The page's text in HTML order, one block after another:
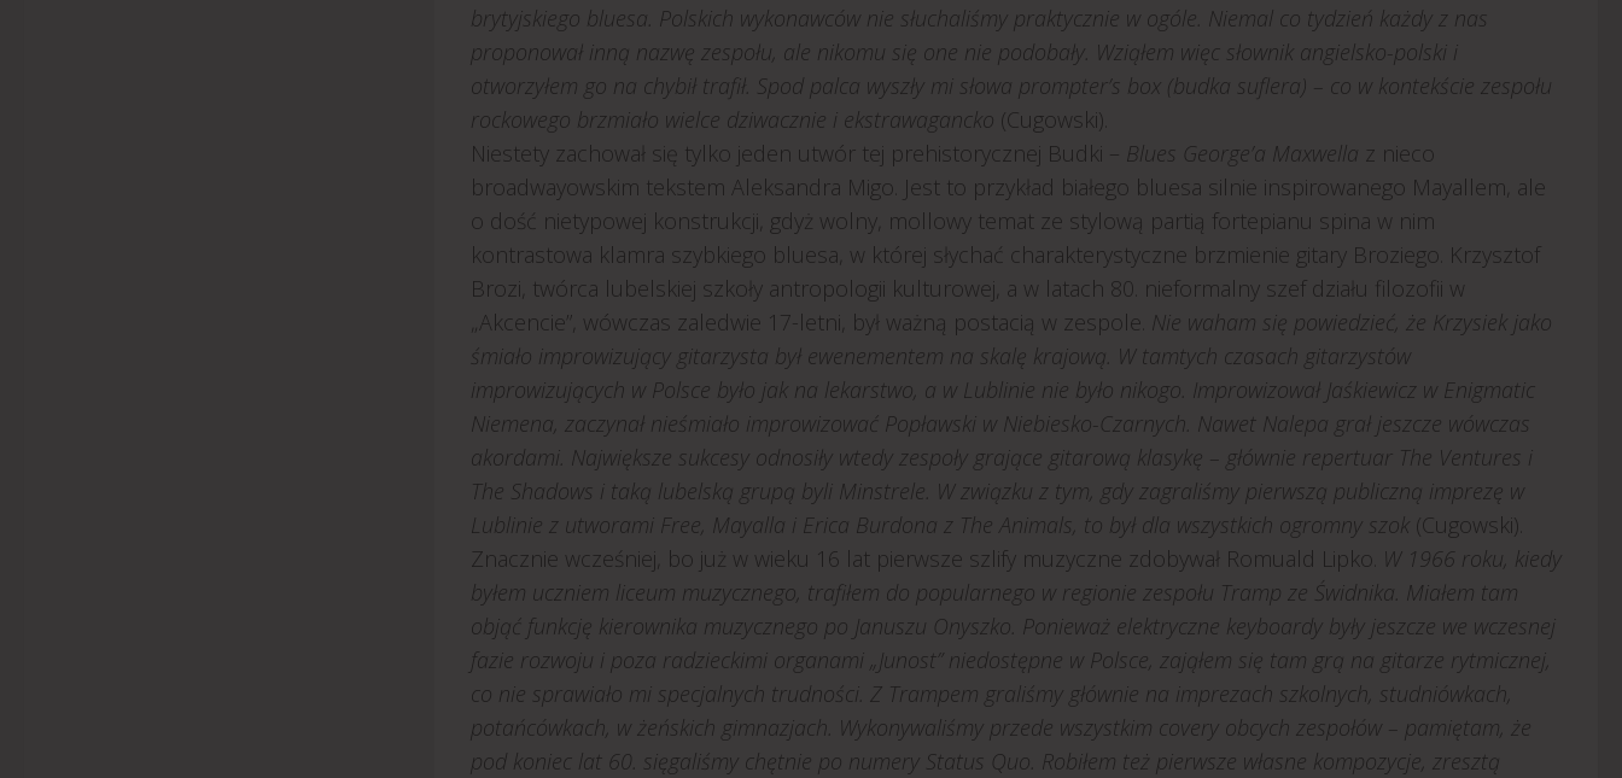
brytyjskiego bluesa. Polskich wykonawców nie słuchaliśmy praktycznie w ogóle. Niemal co tydzień każdy z nas
proponował inną nazwę zespołu, ale nikomu się one nie podobały. Wziąłem więc słownik angielsko-polski i
otworzyłem go na chybił trafił. Spod palca wyszły mi słowa prompter’s box (budka suflera) – co w kontekście zespołu
rockowego brzmiało wielce dziwacznie i ekstrawagancko (Cugowski).
Niestety zachował się tylko jeden utwór tej prehistorycznej Budki – Blues George’a Maxwella z nieco
broadwayowskim tekstem Aleksandra Migo. Jest to przykład białego bluesa silnie inspirowanego Mayallem, ale
o dość nietypowej konstrukcji, gdyż wolny, mollowy temat ze stylową partią fortepianu spina w nim
kontrastowa klamra szybkiego bluesa, w której słychać charakterystyczne brzmienie gitary Broziego. Krzysztof
Brozi, twórca lubelskiej szkoły antropologii kulturowej, a w latach 80. nieformalny szef działu filozofii w
„Akcencie”, wówczas zaledwie 17-letni, był ważną postacią w zespole. Nie waham się powiedzieć, że Krzysiek jako
śmiało improwizujący gitarzysta był ewenementem na skalę krajową. W tamtych czasach gitarzystów
improwizujących w Polsce było jak na lekarstwo, a w Lublinie nie było nikogo. Improwizował Jaśkiewicz w Enigmatic
Niemena, zaczynał nieśmiało improwizować Popławski w Niebiesko-Czarnych. Nawet Nalepa grał jeszcze wówczas
akordami. Największe sukcesy odnosiły wtedy zespoły grające gitarową klasykę – głównie repertuar The Ventures i
The Shadows i taką lubelską grupą byli Minstrele. W związku z tym, gdy zagraliśmy pierwszą publiczną imprezę w
Lublinie z utworami Free, Mayalla i Erica Burdona z The Animals, to był dla wszystkich ogromny szok (Cugowski).
Znacznie wcześniej, bo już w wieku 16 lat pierwsze szlify muzyczne zdobywał Romuald Lipko. W 1966 roku, kiedy
byłem uczniem liceum muzycznego, trafiłem do popularnego w regionie zespołu Tramp ze Świdnika. Miałem tam
objąć funkcję kierownika muzycznego po Januszu Onyszko. Ponieważ elektryczne keyboardy były jeszcze we wczesnej
fazie rozwoju i poza radzieckimi organami „Junost” niedostępne w Polsce, zająłem się tam grą na gitarze rytmicznej,
co nie sprawiało mi specjalnych trudności. Z Trampem graliśmy głównie na imprezach szkolnych, studniówkach,
potańcówkach, w żeńskich gimnazjach. Wykonywaliśmy przede wszystkim covery obcych zespołów – pamiętam, że
pod koniec lat 60. sięgaliśmy chętnie po numery Status Quo. Robiłem też pierwsze własne kompozycje, zresztą